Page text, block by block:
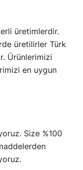
üretimlerdir.
üretilirler Türk
Ürünlerimizi
en uygun
Size %100